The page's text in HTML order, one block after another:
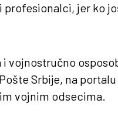
jer ko
vojnostručno
Srbije, na portalu
vojnim odsecima.